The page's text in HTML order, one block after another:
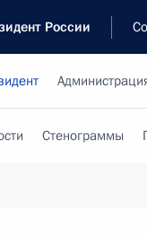
России
Стенограммы